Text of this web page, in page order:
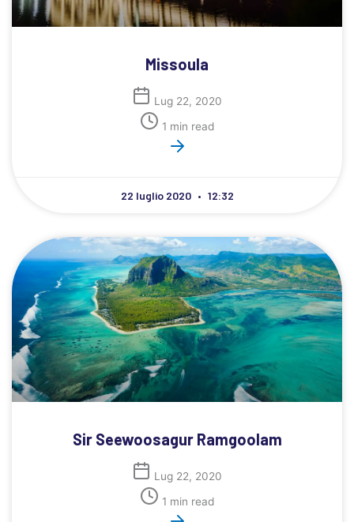
Missoula
Lug 22, 2020
1 min read
22 luglio 2020 12:32
Sir Seewoosagur Ramgoolam
Lug 22, 2020
1 min read